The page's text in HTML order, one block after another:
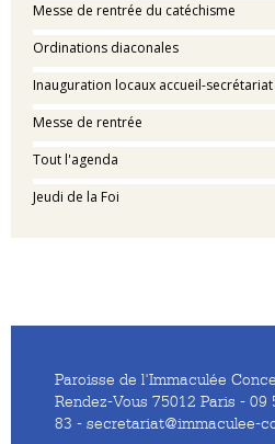
Messe de rentrée du catéchisme
Ordinations diaconales
Inauguration locaux accueil-secrétariat
Messe de rentrée
Tout l'agenda
Jeudi de la Foi
Paroisse de l'Immaculée
Rendez-Vous 75012 Paris - 09
83 - secretariat@immaculee-